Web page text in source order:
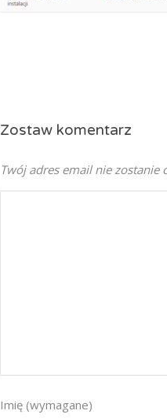
Zostaw komentarz
Twój adres email nie zostanie
Imię (wymagane)